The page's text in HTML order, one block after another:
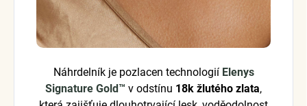
Náhrdelník je pozlacen technologií Elenys
Signature Gold™ v odstínu 18k žlutého zlata,